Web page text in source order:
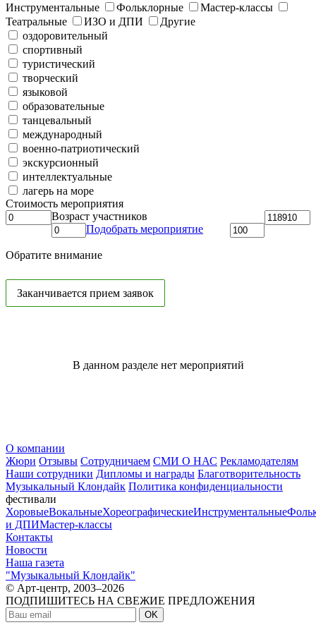
Инструментальные Фольклорные
Мастер-классы
Театральные
ИЗО и ДПИ
Другие
оздоровительный
спортивный
туристический
творческий
языковой
образовательные
танцевальный
международный
военно-патриотический
экскурсионный
интеллектуальные
лагерь на море
Стоимость мероприятия
Возраст участников
Подобрать мероприятие
Обратите внимание
Заканчивается прием заявок
В данном разделе нет мероприятий
О компании
Жюри Отзывы Сотрудничаем СМИ О НАС Рекламодателям
Наши сотрудники Дипломы и награды Благотворительность
Музыкальный Клондайк Политика конфиденциальности
фестивали
ХоровыеВокальныеХореографическиеИнструментальные
и ДПИМастер-классы
Контакты
Новости
Наша газета
"Музыкальный Клондайк"
© Арт-центр, 2003–2026
ПОДПИШИТЕСЬ НА СВЕЖИЕ ПРЕДЛОЖЕНИЯ
OK